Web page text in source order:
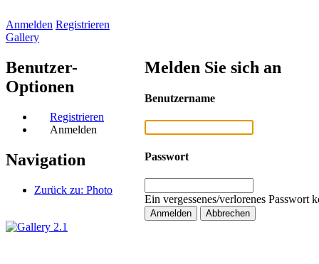
Anmelden Registrieren
Gallery
Benutzer-
Optionen
Registrieren
Anmelden
Navigation
Zurück zu: Photo
Melden Sie sich an
Benutzername
Passwort
Ein vergessenes/verlorenes Passwort